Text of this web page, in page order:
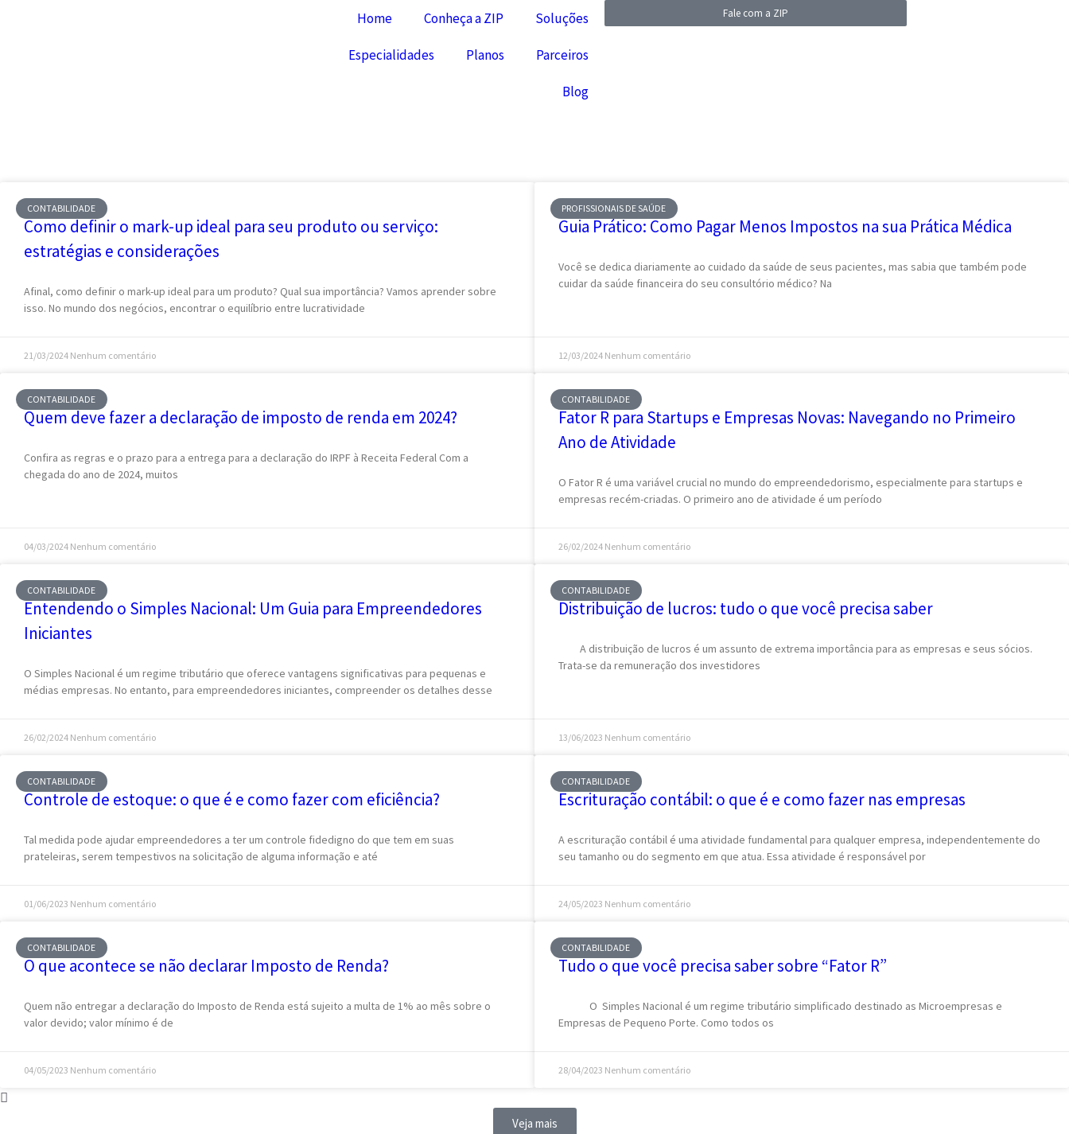
Home Conheça a ZIP Soluções
Especialidades Planos Parceiros
Blog
Fale com a ZIP
CONTABILIDADE
Como definir o mark-up ideal para seu produto ou serviço:
estratégias e considerações
Afinal, como definir o mark-up ideal para um produto? Qual sua importância? Vamos aprender sobre
isso. No mundo dos negócios, encontrar o equilíbrio entre lucratividade
21/03/2024 Nenhum comentário
PROFISSIONAIS DE SAÚDE
Guia Prático: Como Pagar Menos Impostos na sua Prática Médica
Você se dedica diariamente ao cuidado da saúde de seus pacientes, mas sabia que também pode
cuidar da saúde financeira do seu consultório médico? Na
12/03/2024 Nenhum comentário
CONTABILIDADE
Quem deve fazer a declaração de imposto de renda em 2024?
Confira as regras e o prazo para a entrega para a declaração do IRPF à Receita Federal Com a
chegada do ano de 2024, muitos
04/03/2024 Nenhum comentário
CONTABILIDADE
Fator R para Startups e Empresas Novas: Navegando no Primeiro
Ano de Atividade
O Fator R é uma variável crucial no mundo do empreendedorismo, especialmente para startups e
empresas recém-criadas. O primeiro ano de atividade é um período
26/02/2024 Nenhum comentário
CONTABILIDADE
Entendendo o Simples Nacional: Um Guia para Empreendedores
Iniciantes
O Simples Nacional é um regime tributário que oferece vantagens significativas para pequenas e
médias empresas. No entanto, para empreendedores iniciantes, compreender os detalhes desse
26/02/2024 Nenhum comentário
CONTABILIDADE
Distribuição de lucros: tudo o que você precisa saber
A distribuição de lucros é um assunto de extrema importância para as empresas e seus sócios.
Trata-se da remuneração dos investidores
13/06/2023 Nenhum comentário
CONTABILIDADE
Controle de estoque: o que é e como fazer com eficiência?
Tal medida pode ajudar empreendedores a ter um controle fidedigno do que tem em suas
prateleiras, serem tempestivos na solicitação de alguma informação e até
01/06/2023 Nenhum comentário
CONTABILIDADE
Escrituração contábil: o que é e como fazer nas empresas
A escrituração contábil é uma atividade fundamental para qualquer empresa, independentemente do
seu tamanho ou do segmento em que atua. Essa atividade é responsável por
24/05/2023 Nenhum comentário
CONTABILIDADE
O que acontece se não declarar Imposto de Renda?
Quem não entregar a declaração do Imposto de Renda está sujeito a multa de 1% ao mês sobre o
valor devido; valor mínimo é de
04/05/2023 Nenhum comentário
CONTABILIDADE
Tudo o que você precisa saber sobre “Fator R”
O Simples Nacional é um regime tributário simplificado destinado as Microempresas e
Empresas de Pequeno Porte. Como todos os
28/04/2023 Nenhum comentário
Veja mais